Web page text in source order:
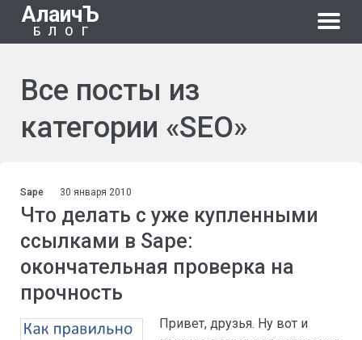
АлаичЪ
БЛОГ
Все посты из
категории «SEO»
Sape 30 января 2010
Что делать с уже купленными
ссылками в Sape:
окончательная проверка на
прочность
Привет, друзья. Ну вот и